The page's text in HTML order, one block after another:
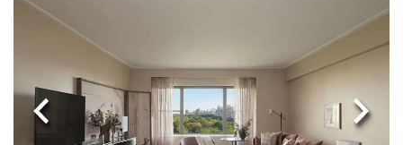
이전으로 다음